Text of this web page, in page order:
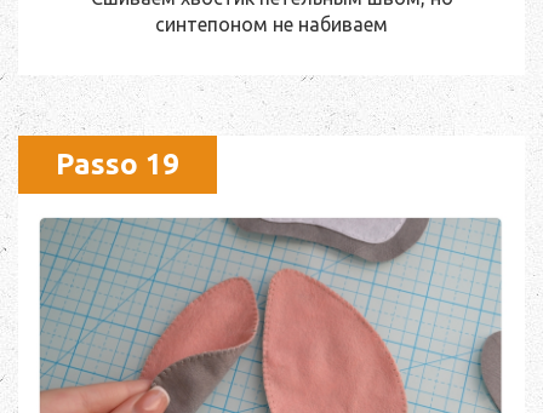
синтепоном не набиваем
Passo 19